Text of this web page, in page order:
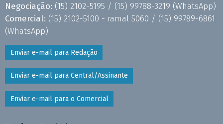
Negociação: (15) 2102-5195 / (15) 99788-3219 (WhatsApp)
Comercial: (15) 2102-5100 - ramal 5060 / (15) 99789-6861
(WhatsApp)
Enviar e-mail para Redação
Enviar e-mail para Central/Assinante
Enviar e-mail para o Comercial